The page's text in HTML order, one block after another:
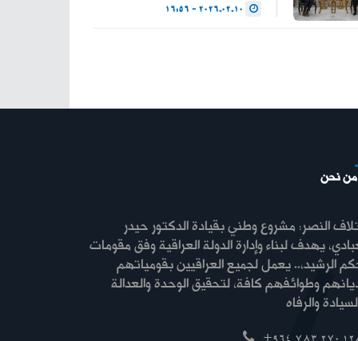
من نحن
النصر: مشروع وطني بقيادة الدكتور حيدر
يهدف لبناء وإدارة الدولة العراقية وفق مقومات
الرشيد،.. يعمل لجميع العراقيين بقومياتهم
وطوائفهم كافة، لتحقيق الوحدة والعدالة